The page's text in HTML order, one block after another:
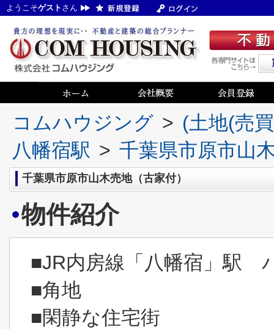
ようこそゲスト さん
コムハウジング > (土地(売
八幡宿駅 > 千葉県市原市山
千葉県市原市山木売地（古家付）
物件紹介
■JR内房線「八幡宿」駅
■角地
■閑静な住宅街